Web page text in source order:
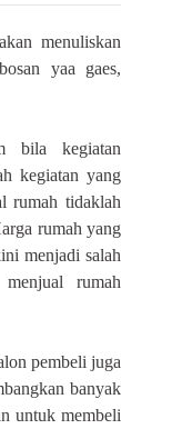
menuliskan
yaa gaes,
bila kegiatan
kegiatan yang
rumah tidaklah
rumah yang
menjadi salah
rumah
pembeli juga
banyak
untuk membeli